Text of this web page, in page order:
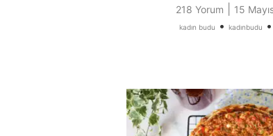
218 Yorum 15
kadın budu • kadınbudu •